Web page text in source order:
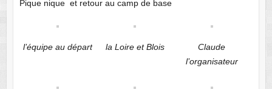
Pique nique et retour au camp de base
l’équipe au départ la Loire et Blois
Claude
l’organisateur